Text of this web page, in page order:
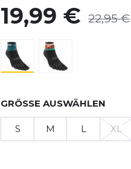
19,99 € 22,95 €
GRÖSSE AUSWÄHLEN
S M L XL